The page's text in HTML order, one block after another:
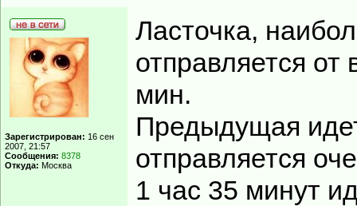
Зарегистрирован: 16 сен
2007, 21:57
Сообщения: 8378
Откуда: Москва
Ласточка,
отправляется от
мин.
Предыдущая
отправляется
1 час 35 минут